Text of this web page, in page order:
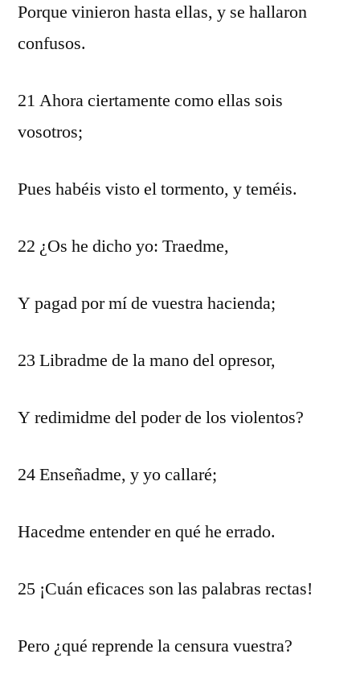
Porque vinieron hasta ellas, y se hallaron
confusos.
21 Ahora ciertamente como ellas sois
vosotros;
Pues habéis visto el tormento, y teméis.
22 ¿Os he dicho yo: Traedme,
Y pagad por mí de vuestra hacienda;
23 Libradme de la mano del opresor,
Y redimidme del poder de los violentos?
24 Enseñadme, y yo callaré;
Hacedme entender en qué he errado.
25 ¡Cuán eficaces son las palabras rectas!
Pero ¿qué reprende la censura vuestra?